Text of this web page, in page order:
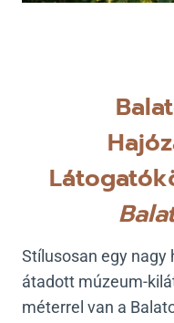
Stílusosan egy nagy
átadott múzeum-
méterrel van a